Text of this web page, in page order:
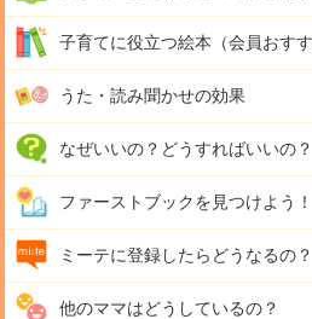
子育てに役立つ絵本（会員おすす
うた・読み聞かせの効果
なぜいいの？どうすればいいの？
ファーストブックを見つけよう！
ミーテに登録したらどうなるの？
他のママはどうしているの？